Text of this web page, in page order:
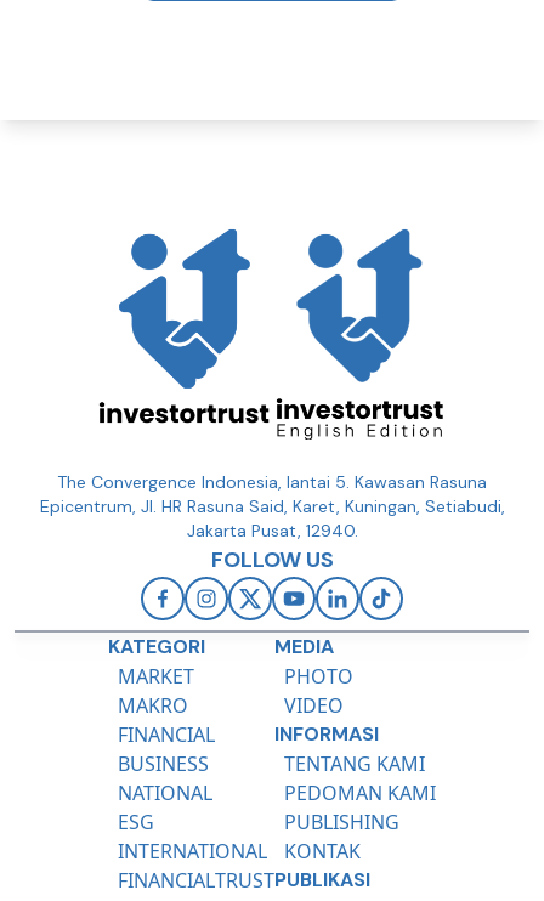
The Convergence Indonesia, lantai 5. Kawasan Rasuna
Epicentrum, Jl. HR Rasuna Said, Karet, Kuningan, Setiabudi,
Jakarta Pusat, 12940.
FOLLOW US
KATEGORI
MARKET
MAKRO
FINANCIAL
BUSINESS
NATIONAL
ESG
INTERNATIONAL
FINANCIALTRUST
MEDIA
PHOTO
VIDEO
INFORMASI
TENTANG KAMI
PEDOMAN KAMI
PUBLISHING
KONTAK
PUBLIKASI